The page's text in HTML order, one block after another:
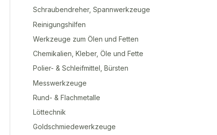
Schraubendreher, Spannwerkzeuge
Reinigungshilfen
Werkzeuge zum Ölen und Fetten
Chemikalien, Kleber, Öle und Fette
Polier- & Schleifmittel, Bürsten
Messwerkzeuge
Rund- & Flachmetalle
Löttechnik
Goldschmiedewerkzeuge